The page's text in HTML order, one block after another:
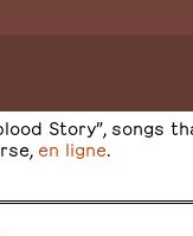
Story”, songs
en ligne